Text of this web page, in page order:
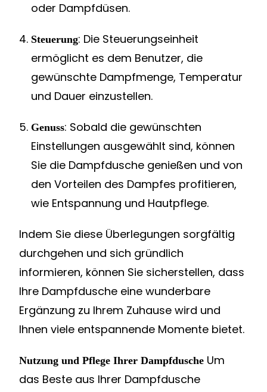
oder Dampfdüsen.
Steuerung: Die Steuerungseinheit
ermöglicht es dem Benutzer, die
gewünschte Dampfmenge, Temperatur
und Dauer einzustellen.
Genuss: Sobald die gewünschten
Einstellungen ausgewählt sind, können
Sie die Dampfdusche genießen und von
den Vorteilen des Dampfes profitieren,
wie Entspannung und Hautpflege.
Indem Sie diese Überlegungen sorgfältig
durchgehen und sich gründlich
informieren, können Sie sicherstellen, dass
Ihre Dampfdusche eine wunderbare
Ergänzung zu Ihrem Zuhause wird und
Ihnen viele entspannende Momente bietet.
Nutzung und Pflege Ihrer Dampfdusche Um
das Beste aus Ihrer Dampfdusche